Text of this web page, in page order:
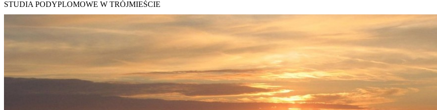
STUDIA PODYPLOMOWE W TRÓJMIEŚCIE